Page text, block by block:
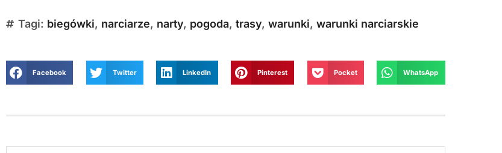
Tagi: biegówki, narciarze, narty, pogoda, trasy, warunki, warunki narciarskie
Facebook Twitter LinkedIn Pinterest Pocket WhatsApp